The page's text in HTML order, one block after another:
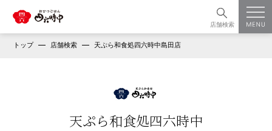
店舗検索
トップ 店舗検索 天ぷら和食処四六時中島田店
天ぷら和食処四六時中